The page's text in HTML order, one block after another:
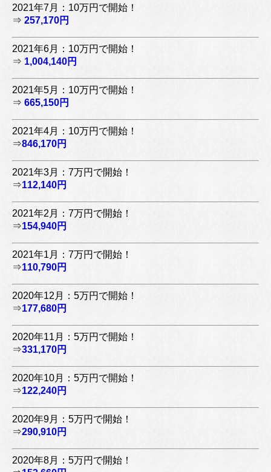
2021年7月：10万円で開始！
⇒ 257,170円
2021年6月：10万円で開始！
⇒ 1,004,140円
2021年5月：10万円で開始！
⇒ 665,150円
2021年4月：10万円で開始！
⇒846,170円
2021年3月：7万円で開始！
⇒112,140円
2021年2月：7万円で開始！
⇒154,940円
2021年1月：7万円で開始！
⇒110,790円
2020年12月：5万円で開始！
⇒177,680円
2020年11月：5万円で開始！
⇒331,170円
2020年10月：5万円で開始！
⇒122,240円
2020年9月：5万円で開始！
⇒290,910円
2020年8月：5万円で開始！